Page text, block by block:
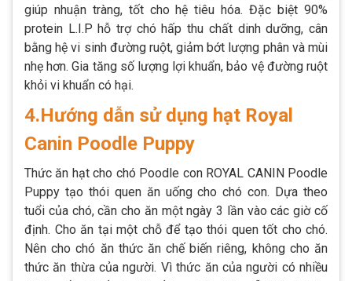
giúp nhuận tràng, tốt cho hệ tiêu hóa. Đặc biệt 90%
protein L.I.P hỗ trợ chó hấp thu chất dinh dưỡng, cân
bằng hệ vi sinh đường ruột, giảm bớt lượng phân và mùi
nhẹ hơn. Gia tăng số lượng lợi khuẩn, bảo vệ đường ruột
khỏi vi khuẩn có hại.
4.Hướng dẫn sử dụng hạt Royal
Canin Poodle Puppy
Thức ăn hạt cho chó Poodle con ROYAL CANIN Poodle
Puppy tạo thói quen ăn uống cho chó con. Dựa theo
tuổi của chó, cần cho ăn một ngày 3 lần vào các giờ cố
định. Cho ăn tại một chỗ để tạo thói quen tốt cho chó.
Nên cho chó ăn thức ăn chế biến riêng, không cho ăn
thức ăn thừa của người. Vì thức ăn của người có nhiều